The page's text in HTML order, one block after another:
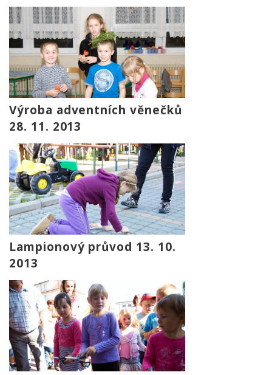
Výroba adventních věnečků
28. 11. 2013
Lampionový průvod 13. 10.
2013